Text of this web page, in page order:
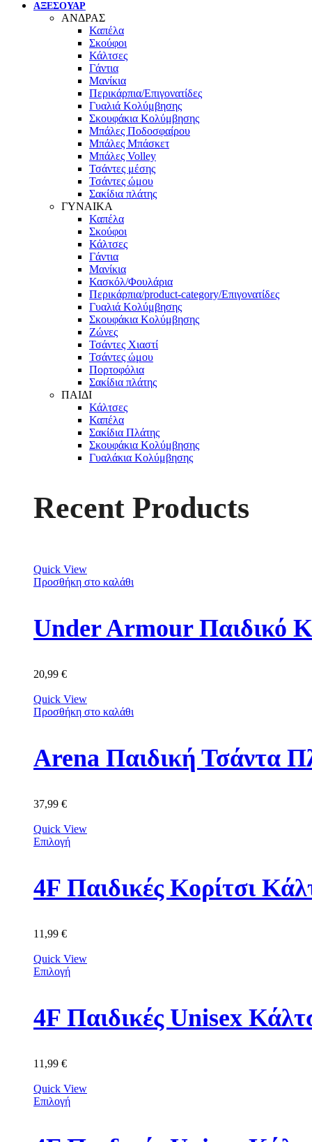
ΑΞΕΣΟΥΑΡ
ΑΝΔΡΑΣ
Καπέλα
Σκούφοι
Κάλτσες
Γάντια
Μανίκια
Περικάρπια/Επιγονατίδες
Γυαλιά Κολύμβησης
Σκουφάκια Κολύμβησης
Μπάλες Ποδοσφαίρου
Μπάλες Μπάσκετ
Μπάλες Volley
Τσάντες μέσης
Τσάντες ώμου
Σακίδια πλάτης
ΓΥΝΑΙΚΑ
Καπέλα
Σκούφοι
Κάλτσες
Γάντια
Μανίκια
Κασκόλ/Φουλάρια
Περικάρπια/product-category/Επιγονατίδες
Γυαλιά Κολύμβησης
Σκουφάκια Κολύμβησης
Ζώνες
Τσάντες Χιαστί
Τσάντες ώμου
Πορτοφόλια
Σακίδια πλάτης
ΠΑΙΔΙ
Κάλτσες
Καπέλα
Σακίδια Πλάτης
Σκουφάκια Κολύμβησης
Γυαλάκια Κολύμβησης
Recent Products
Quick View
Προσθήκη στο καλάθι
Under Armour Παιδικό
20,99 €
Quick View
Προσθήκη στο καλάθι
Arena Παιδική Τσάντα
37,99 €
Quick View
Επιλογή
11,99 €
Quick View
Επιλογή
11,99 €
Quick View
Επιλογή